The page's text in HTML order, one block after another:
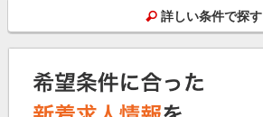
詳しい条件で探す